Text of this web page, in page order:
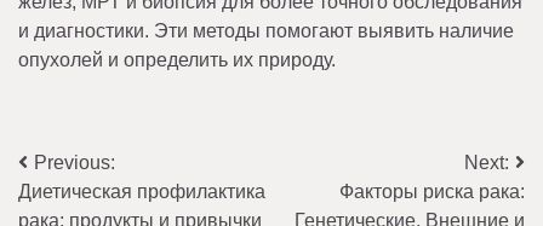
и диагностики. Эти методы помогают выявить наличие
опухолей и определить их природу.
Навигация
по
Previous:
Диетическая профилактика
рака: продукты и привычки
Next:
Факторы риска рака:
Генетические, Внешние и